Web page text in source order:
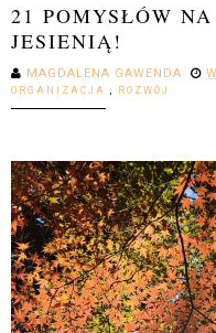
21 POMYSŁÓW
JESIENIĄ!
MAGDALENA GAWENDA
ORGANIZACJA
ROZWÓJ